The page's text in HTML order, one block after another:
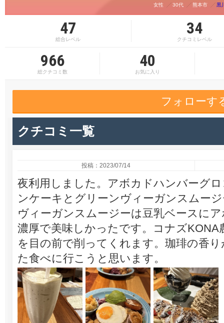
女性 30代 熊本市 黒
47
総合レベル
34
クチコミレベル
966
総クチコミ数
40
お気に入り
フォローす
クチコミ一覧
投稿：2023/07/14
夜利用しました。アボカドハンバーグ
ンケーキとグリーンヴィーガンスムー
ヴィーガンスムージーは豆乳ベースに
濃厚で美味しかったです。コナズ
を目の前で削ってくれます。珈琲の香
た食べに行こうと思います。